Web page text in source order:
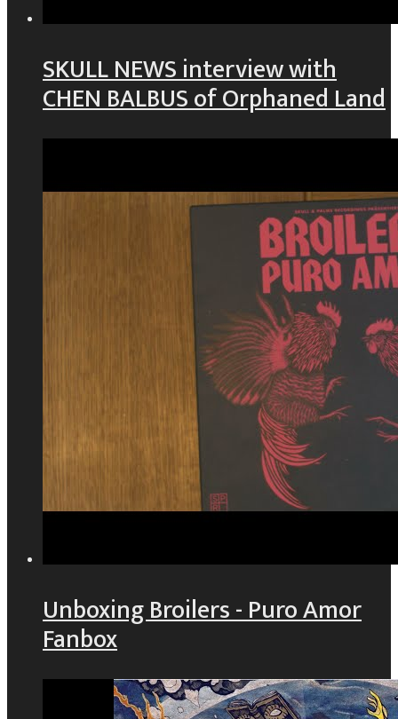
SKULL NEWS interview with
CHEN BALBUS of Orphaned Land
Unboxing Broilers - Puro Amor
Fanbox